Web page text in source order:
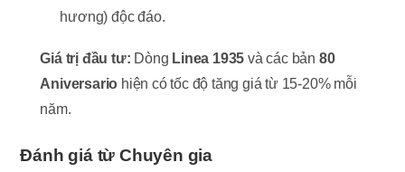
hương) độc đáo.
Giá trị đầu tư: Dòng Linea 1935 và các bản 80
Aniversario hiện có tốc độ tăng giá từ 15-20% mỗi
năm.
Đánh giá từ Chuyên gia